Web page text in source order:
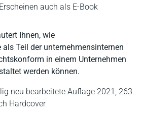
auch als E-Book
Ihnen, wie
Teil der unternehmensinternen
in einem Unternehmen
werden können.
neu bearbeitete Auflage 2021, 263
Hardcover